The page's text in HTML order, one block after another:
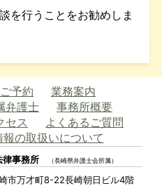
を行うことをお勧めしま
予約
業務案内
弁護士
事務所概要
セス
よくあるご質問
報の取扱いについて
律事務所 （長崎県弁護士会所属）
市万才町8-22長崎朝日ビル4階